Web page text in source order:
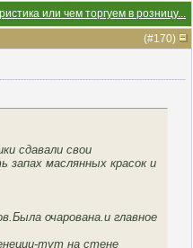
или чем торгуем в розницу...
(#170)
сдавали свои
маслянных красок и
очарована.и главное
тут на стене